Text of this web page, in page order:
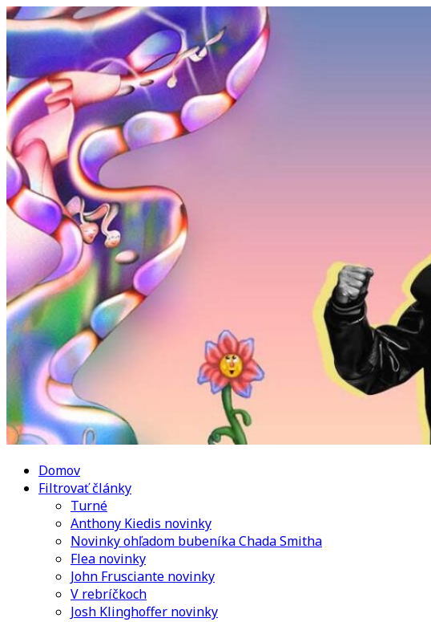
Domov
Filtrovať články
Turné
Anthony Kiedis novinky
Novinky ohľadom bubeníka Chada Smitha
Flea novinky
John Frusciante novinky
V rebríčkoch
Josh Klinghoffer novinky